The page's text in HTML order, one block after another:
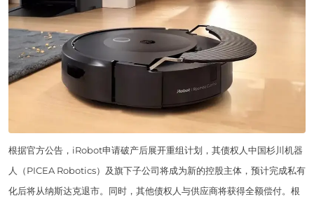
根据官方公告，iRobot申请破产后展开重组计划，其债权人中国杉川机器
人（PICEA Robotics）及旗下子公司将成为新的控股主体，预计完成私有
化后将从纳斯达克退市。同时，其他债权人与供应商将获得全额偿付。根